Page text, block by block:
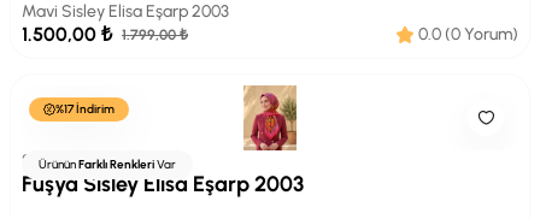
Mavi Sisley Elisa Eşarp 2003
1.500,00 ₺ 1.799,00 ₺ 0.0 (0 Yorum)
%17 İndirim
ÜrününFarklı RenkleriVar
SİSLEY
Fuşya Sisley Elisa Eşarp 2003